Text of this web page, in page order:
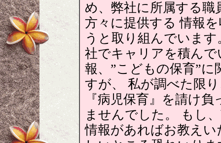
め、弊社に所属する職
方々に提供する 情報
うと取り組んでいま
社でキャリアを積ん
報、”こどもの保育”
すが、 私が調べた限
『病児保育』を請け
ませんでした。 もし
情報があればお教え